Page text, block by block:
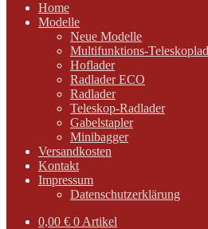
Home
Modelle
Neue Modelle
Multifunktions-
Hoflader
Radlader ECO
Radlader
Teleskop-Radlader
Gabelstapler
Minibagger
Versandkosten
Kontakt
Impressum
Datenschutzerklärung
0,00 € 0 Artikel